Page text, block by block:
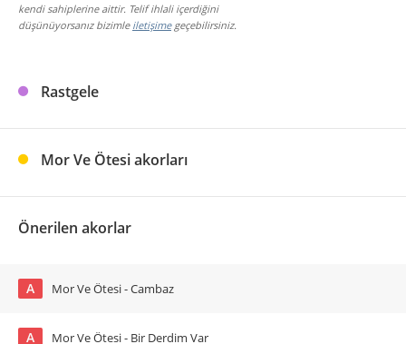
kendi sahiplerine aittir. Telif ihlali içerdiğini
düşünüyorsanız bizimle iletişimegeçebilirsiniz.
Rastgele
Mor Ve Ötesi akorları
Önerilen akorlar
A Mor Ve Ötesi - Cambaz
A Mor Ve Ötesi - Bir Derdim Var